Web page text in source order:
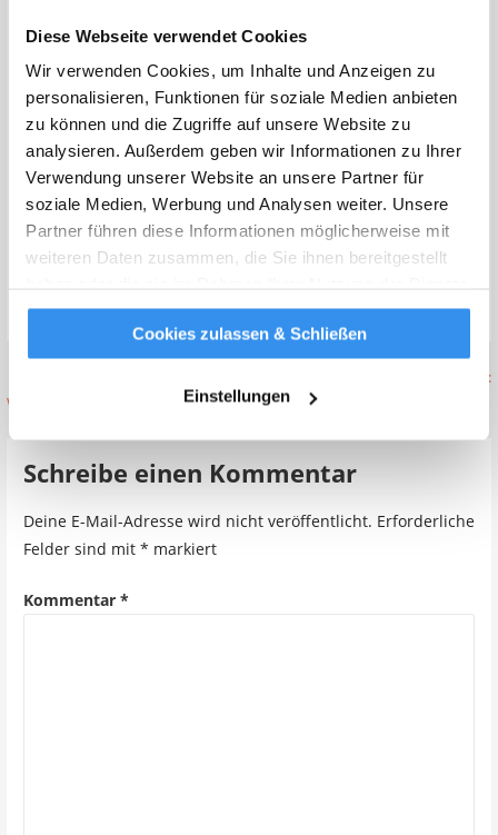
Diese Webseite verwendet Cookies
Wir verwenden Cookies, um Inhalte und Anzeigen zu
personalisieren, Funktionen für soziale Medien anbieten
zu können und die Zugriffe auf unsere Website zu
analysieren. Außerdem geben wir Informationen zu Ihrer
Verwendung unserer Website an unsere Partner für
soziale Medien, Werbung und Analysen weiter. Unsere
Partner führen diese Informationen möglicherweise mit
weiteren Daten zusammen, die Sie ihnen bereitgestellt
gesammelt haben.Weitere Infos
Cookies zulassen & Schließen
Einstellungen
innerhalb der Stadt, sodass ihr nicht nur von Bude zu Bude,
sondern auch von Markt zu Markt schlendern und euch von
den vielen Eindrücken verzaubern lassen könnt.
Startseite»Weihnachtsmarkt-Rundreise im Ruhrgebiet
Veröffentlicht in:Allgemein
Weihnachtsmarktrundreise im Ruhrgebiet
Beitragsnavigation
Weihnachtsmarkt
Entschädigung bei Verspätungen:
Planeclaim regelt das für euch →
Schreibe einen Kommentar
Deine E-Mail-Adresse wird nicht veröffentlicht. Erforderliche
Felder sind mit * markiert
Kommentar *